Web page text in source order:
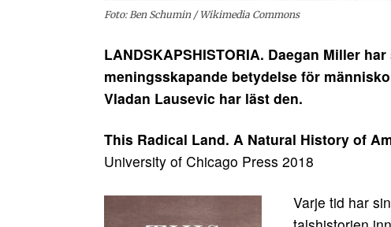
Foto: Ben Schumin / Wikimedia Commons
LANDSKAPSHISTORIA. Daegan Miller
meningsskapande betydelse för
Vladan Lausevic har läst den.
This Radical Land. A Natural History of
University of Chicago Press 2018
Varje tid har